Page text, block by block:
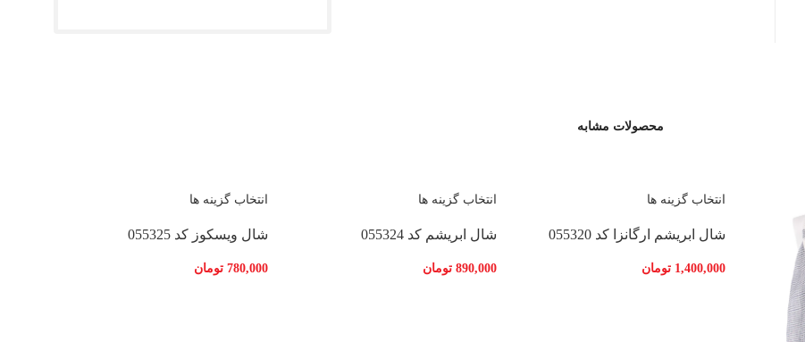
محصولات مشابه
انتخاب گزینه ها
شال ابریشم ارگانزا کد 055320
1,400,000 تومان
انتخاب گزینه ها
شال ابریشم کد 055324
890,000 تومان
انتخاب گزینه ها
شال ویسکوز کد 055325
780,000 تومان